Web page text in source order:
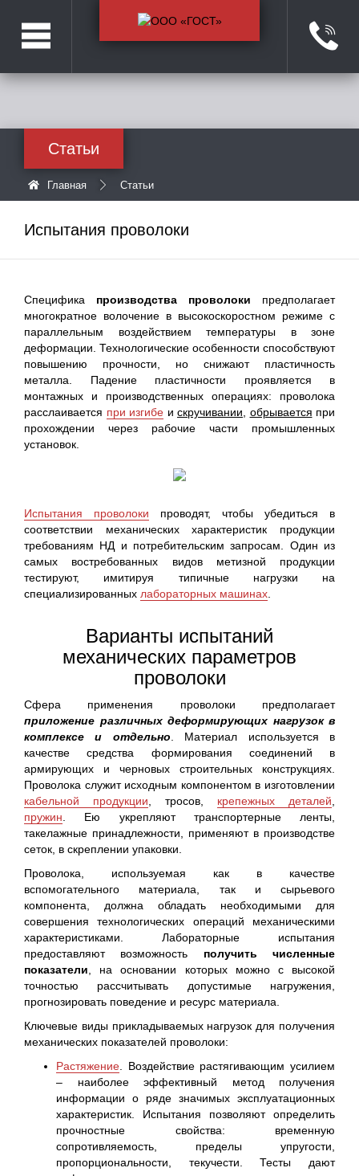
Статьи
Главная Статьи
Испытания проволоки
Специфика производства проволоки предполагает
многократное волочение в высокоскоростном режиме с
параллельным воздействием температуры в зоне
деформации. Технологические особенности способствуют
повышению прочности, но снижают пластичность
металла. Падение пластичности проявляется в
монтажных и производственных операциях: проволока
расслаивается при изгибе и скручивании обрывается при
прохождении через рабочие части промышленных
установок.
Испытания проволоки проводят, чтобы убедиться в
соответствии механических характеристик продукции
требованиям НД и потребительским запросам. Один из
самых востребованных видов метизной продукции
тестируют, имитируя типичные нагрузки на
специализированных лабораторных машинах
Варианты испытаний
механических параметров
проволоки
Сфера применения проволоки предполагает
приложение различных деформирующих нагрузок в
комплексе и отдельно . Материал используется в
качестве средства формирования соединений в
армирующих и черновых строительных конструкциях.
Проволока служит исходным компонентом в изготовлении
кабельной продукции , тросов, крепежных деталей
пружин . Ею укрепляют транспортерные ленты,
такелажные принадлежности, применяют в производстве
сеток, в скреплении упаковки.
Проволока, используемая как в качестве
вспомогательного материала, так и сырьевого
компонента, должна обладать необходимыми для
совершения технологических операций механическими
характеристиками. Лабораторные испытания
предоставляют возможность получить численные
показатели , на основании которых можно с высокой
точностью рассчитывать допустимые нагружения,
прогнозировать поведение и ресурс материала.
Ключевые виды прикладываемых нагрузок для получения
механических показателей проволоки:
Растяжение . Воздействие растягивающим усилием
– наиболее эффективный метод получения
информации о ряде значимых эксплуатационных
характеристик. Испытания позволяют определить
прочностные свойства: временную
сопротивляемость, пределы упругости,
пропорциональности, текучести. Тесты дают